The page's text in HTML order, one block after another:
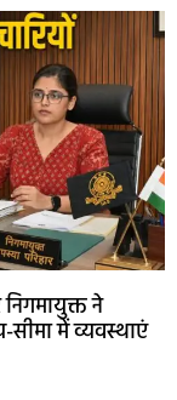
ने
सीमा में व्यवस्थाएं